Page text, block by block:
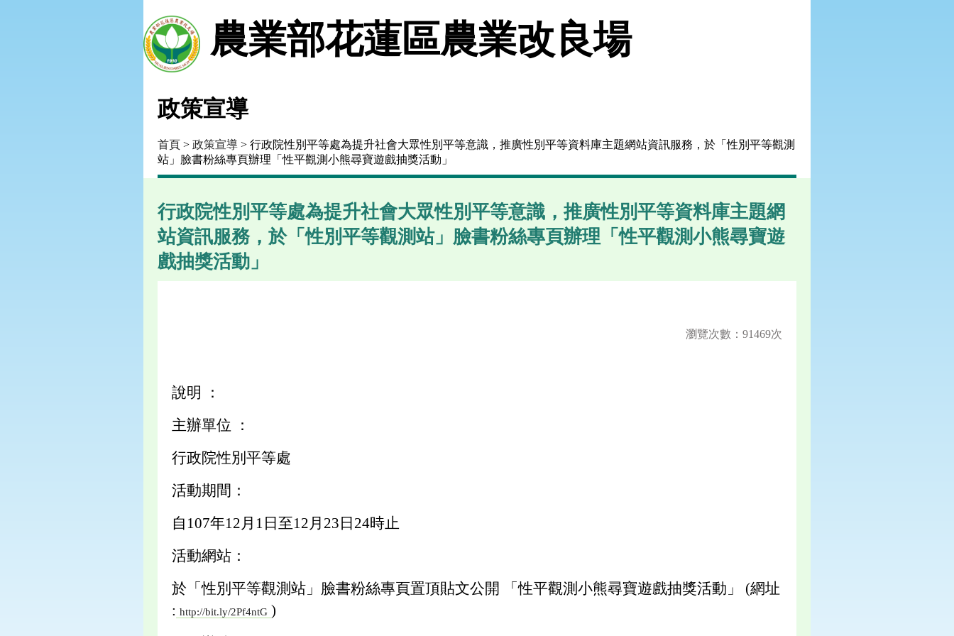
農業部花蓮區農業改良場
政策宣導
首頁 > 政策宣導 > 行政院性別平等處為提升社會大眾性別平等意識，推廣性別平等資料庫主題網站資訊服務，於「性別平等觀測
站」臉書粉絲專頁辦理「性平觀測小熊尋寶遊戲抽獎活動」
行政院性別平等處為提升社會大眾性別平等意識，推廣性別平等資料庫主題網
站資訊服務，於「性別平等觀測站」臉書粉絲專頁辦理「性平觀測小熊尋寶遊
戲抽獎活動」
瀏覽次數：91469次
說明 ：
主辦單位 ：
行政院性別平等處
活動期間：
自107年12月1日至12月23日24時止
活動網站：
於「性別平等觀測站」臉書粉絲專頁置頂貼文公開 「性平觀測小熊尋寶遊戲抽獎活動」 (網址
: http://bit.ly/2Pf4ntG )